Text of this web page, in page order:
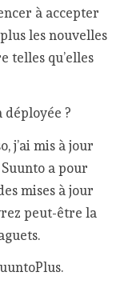
à accepter
les nouvelles
telles qu’elles
déployée ?
j’ai mis à jour
a pour
mises à jour
peut-être la